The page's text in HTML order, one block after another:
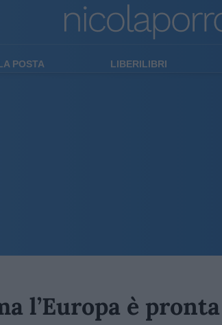
POSTA LIBERILIBRI
l’Europa è